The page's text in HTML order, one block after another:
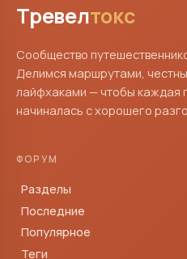
Тревелтокс
Сообщество
Делимся маршрутами,
лайфхаками — чтобы каждая
начиналась с хорошего
ФОРУМ
Разделы
Последние
Популярное
Теги